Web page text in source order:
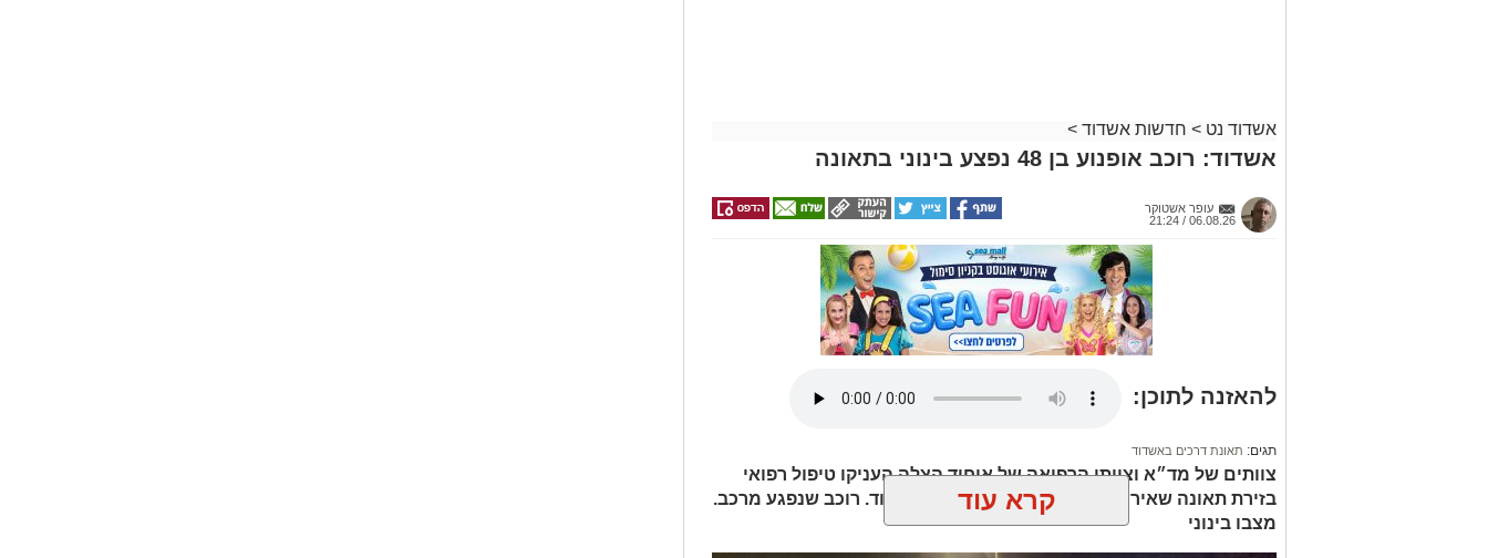
אשדוד נט > חדשות אשדוד >
אשדוד: רוכב אופנוע בן 48 נפצע בינוני בתאונה
עופר אשטוקר
06.08.26 / 21:24
להאזנה לתוכן:
תגים: תאונת דרכים באשדוד
צוותים של מד״א וצוותי הרפואה של איחוד הצלה העניקו טיפול רפואי
בזירת תאונה שאירעה ברחוב בעלי המלאכה באשדוד. רוכב שנפגע מרכב.
מצבו בינוני
קרא עוד